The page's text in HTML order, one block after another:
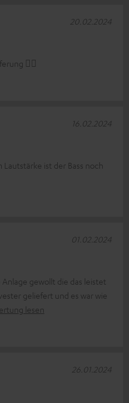
👍🏻
20.02.2024
ist der Bass noch
16.02.2024
gewollt die das leistet
geliefert und es war wie
lesen
01.02.2024
26.01.2024